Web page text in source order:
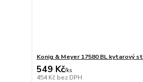
Konig & Meyer 17580 BL kytarový
549 Kč/ks
454 Kč bez DPH